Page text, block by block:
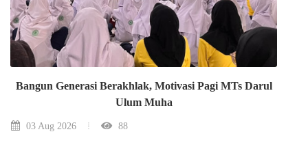
Bangun Generasi Berakhlak, Motivasi Pagi MTs Darul
Ulum Muha
03 Aug 2026 88